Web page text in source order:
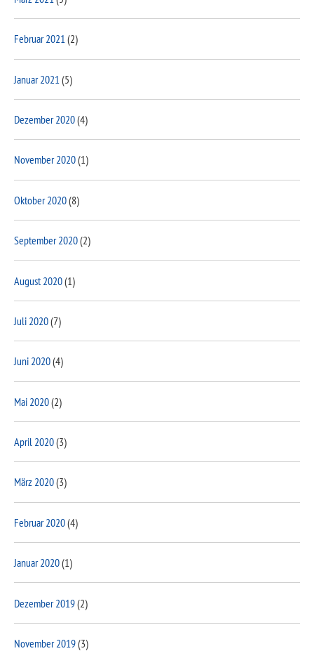
Februar 2021(2)
Januar 2021 (5)
Dezember 2020(4)
November 2020(1)
Oktober 2020(8)
September 2020(2)
August 2020(1)
Juli 2020(7)
Juni 2020(4)
Mai 2020(2)
April 2020(3)
März 2020(3)
Februar 2020(4)
Januar 2020(1)
Dezember 2019(2)
November 2019(3)